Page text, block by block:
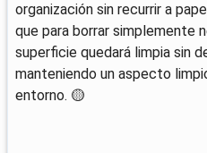
organización sin recurrir a
que para borrar simplemente
superficie quedará limpia sin
manteniendo un aspecto
entorno. 🟡